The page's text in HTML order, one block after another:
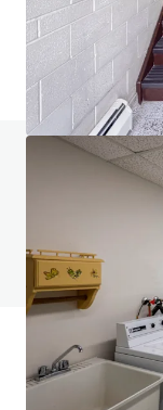
Habitation /
Avez-vous
Voir la page FAQ